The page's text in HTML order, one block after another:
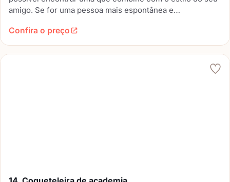
amigo. Se for uma pessoa mais espontânea e
diferente, que ele com certeza vai adorar.
Confira o preço